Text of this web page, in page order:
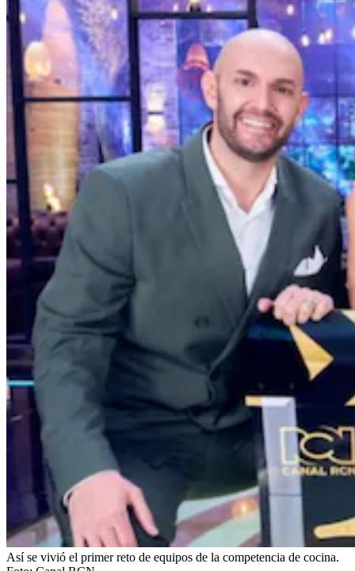
Así se vivió el primer reto de equipos de la competencia de cocina.